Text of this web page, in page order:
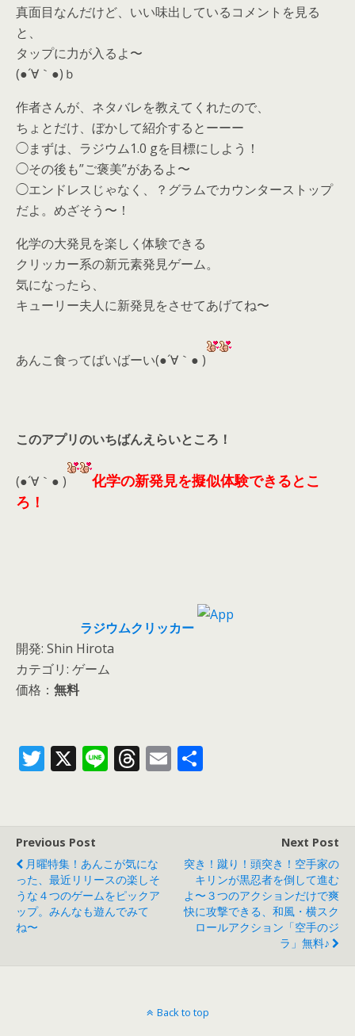
真面目なんだけど、いい味出しているコメントを見る
と、
タップに力が入るよ〜
(●´∀｀●)ｂ
作者さんが、ネタバレを教えてくれたので、
ちょとだけ、ぼかして紹介するとーーー
◯まずは、ラジウム1.0 gを目標にしよう！
◯その後も”ご褒美”があるよ〜
◯エンドレスじゃなく、？グラムでカウンターストップ
だよ。めざそう〜！
化学の大発見を楽しく体験できる
クリッカー系の新元素発見ゲーム。
気になったら、
キューリー夫人に新発見をさせてあげてね〜
あんこ食ってばいばーい(●´∀｀● )
このアプリのいちばんえらいところ！
(●´∀｀● )
化学の新発見を擬似体験できるとこ
ろ！
ラジウムクリッカー
開発: Shin Hirota
カテゴリ: ゲーム
価格： 無料
T
er
X Li T
d
s
E
Previous Post
月曜特集！あんこが気にな
った、最近リリースの楽しそ
うな４つのゲームをピックア
ップ。みんなも遊んでみて
ね〜
Next Post
突き！蹴り！頭突き！空手家の
キリンが黒忍者を倒して進む
よ〜３つのアクションだけで爽
快に攻撃できる、和風・横スク
ロールアクション「空手のジ
ラ」無料♪
Back to top